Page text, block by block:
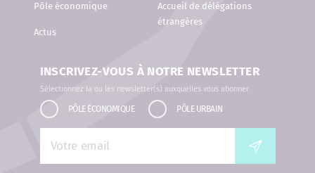
Pôle économique
Actus
Accueil de délégations
étrangères
INSCRIVEZ-VOUS À NOTRE NEWSLETTER
Sélectionnez la ou les newsletter(s) auxquelles vous abonner.
PÔLE ÉCONOMIQUE PÔLE URBAIN